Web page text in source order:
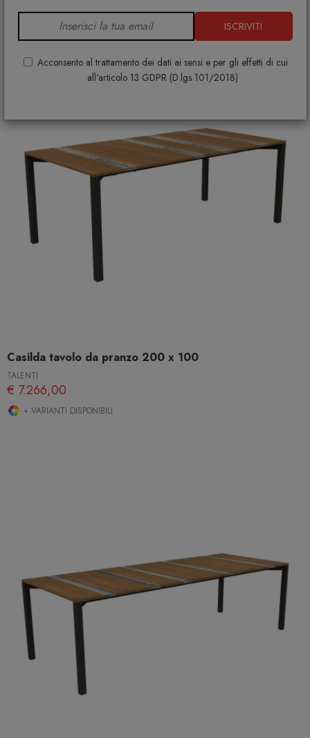
ISCRIVITI
Acconsento al trattamento dei dati ai sensi e per gli effetti di cui
all'articolo 13 GDPR (D.lgs 101/2018)
Casilda tavolo da pranzo 200 x 100
TALENTI
€ 7.266,00
+ VARIANTI DISPONIBILI